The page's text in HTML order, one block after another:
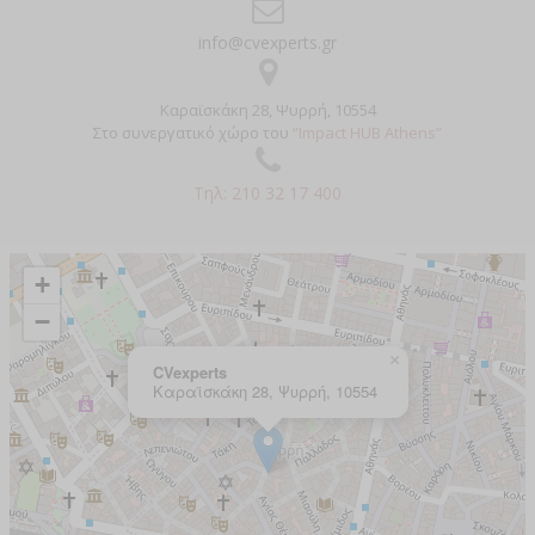
info@cvexperts.gr
Καραϊσκάκη 28, Ψυρρή, 10554
Στο συνεργατικό χώρο του “Impact HUB Athens”
Τηλ: 210 32 17 400